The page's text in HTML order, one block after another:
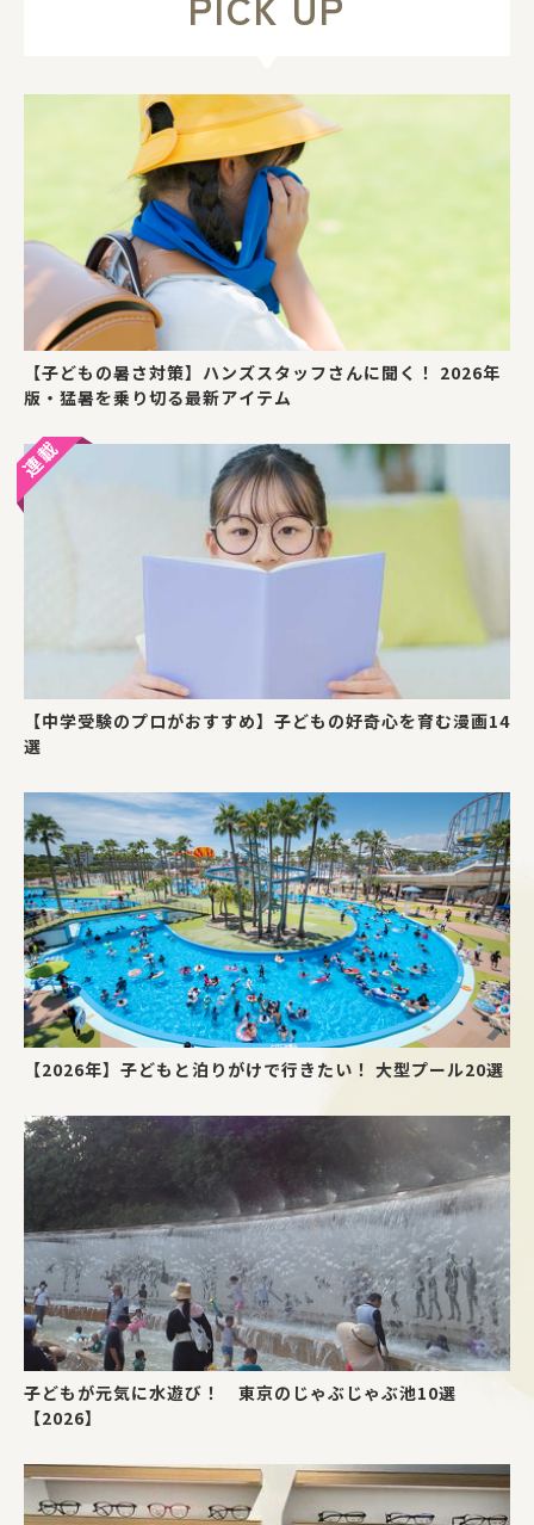
【子どもの暑さ対策】ハンズスタッフさんに聞く！ 2026年
版・猛暑を乗り切る最新アイテム
【中学受験のプロがおすすめ】子どもの好奇心を育む漫画14
選
【2026年】子どもと泊りがけで行きたい！ 大型プール20選
子どもが元気に水遊び！ 東京のじゃぶじゃぶ池10選
【2026】